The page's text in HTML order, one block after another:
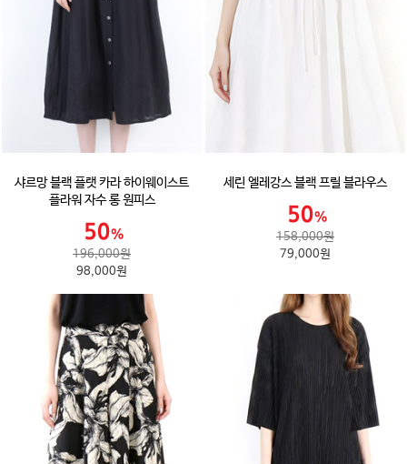
샤르망 블랙 플랫 카라 하이웨이스트
플라워 자수 롱 원피스
196,000원
98,000원
세린 엘레강스 블랙 프릴 블라우스
158,000원
79,000원